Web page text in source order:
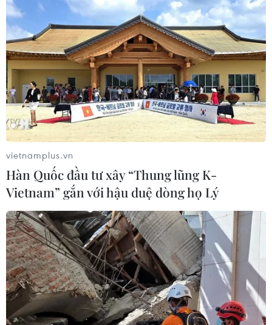
vietnamplus.vn
Hàn Quốc đầu tư xây “Thung lũng K-
Vietnam” gắn với hậu duệ dòng họ Lý